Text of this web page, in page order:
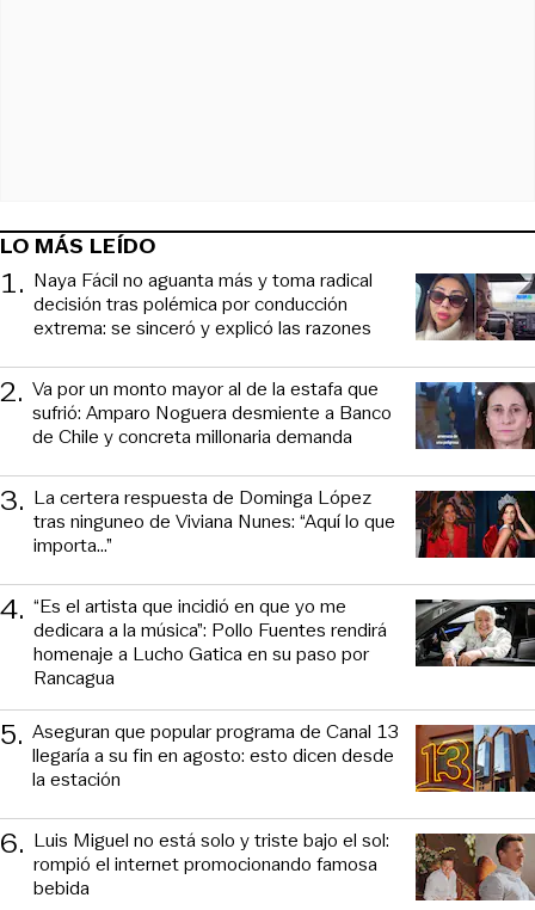
LO MÁS LEÍDO
1. Naya Fácil no aguanta más y toma radical
decisión tras polémica por conducción
extrema: se sinceró y explicó las razones
2. Va por un monto mayor al de la estafa que
sufrió: Amparo Noguera desmiente a Banco
de Chile y concreta millonaria demanda
3. La certera respuesta de Dominga López
tras ninguneo de Viviana Nunes: “Aquí lo que
importa...”
4. “Es el artista que incidió en que yo me
dedicara a la música”: Pollo Fuentes rendirá
homenaje a Lucho Gatica en su paso por
Rancagua
5. Aseguran que popular programa de Canal 13
llegaría a su fin en agosto: esto dicen desde
la estación
6. Luis Miguel no está solo y triste bajo el sol:
rompió el internet promocionando famosa
bebida